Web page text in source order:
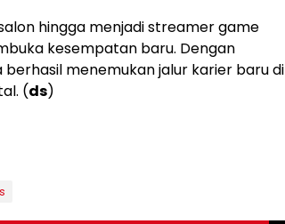
hingga menjadi streamer game
kesempatan baru. Dengan
menemukan jalur karier baru di
(ds)